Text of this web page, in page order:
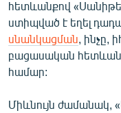
հետևանքով
ստիպված է եղել
սնանկացման , ինչը,
բացասական
համար:
Միևնույն ժամանակ,